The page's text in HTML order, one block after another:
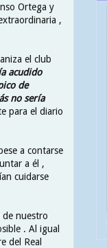
Ortega y
,
el club
acudido
de
no sería
para el diario
a contarse
a él ,
cuidarse
de nuestro
. Al igual
del Real